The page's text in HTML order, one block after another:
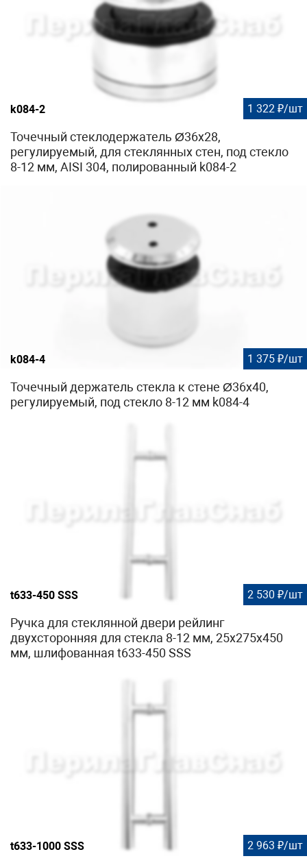
k084-2 1 322 ₽/шт
Точечный стеклодержатель Ø36x28,
регулируемый, для стеклянных стен, под стекло
8-12 мм, AISI 304, полированный k084-2
k084-4 1 375 ₽/шт
Точечный держатель стекла к стене Ø36x40,
регулируемый, под стекло 8-12 мм k084-4
t633-450 SSS 2 530 ₽/шт
Ручка для стеклянной двери рейлинг
двухсторонняя для стекла 8-12 мм, 25x275x450
мм, шлифованная t633-450 SSS
t633-1000 SSS 2 963 ₽/шт